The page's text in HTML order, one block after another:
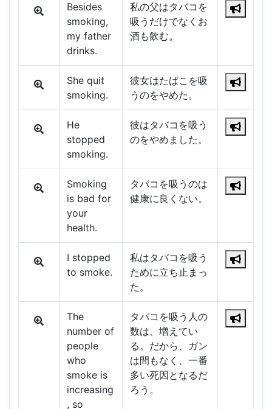
Besides
smoking,
my father
drinks.
私の父はタバコを
吸うだけでなくお
酒も飲む。
She quit
smoking.
彼女はたばこを吸
うのをやめた。
He
stopped
smoking.
彼はタバコを吸う
のをやめました。
Smoking
is bad for
your
health.
タバコを吸うのは
健康に良くない。
I stopped
to smoke.
私はタバコを吸う
ために立ち止まっ
た。
The
number of
people
who
smoke is
increasing
, so
タバコを吸う人の
数は、増えてい
る。だから、ガン
は間もなく、一番
多い死因となるだ
ろう。